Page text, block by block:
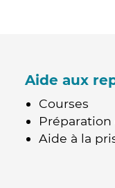
Aide aux
Courses
Préparation
Aide à la